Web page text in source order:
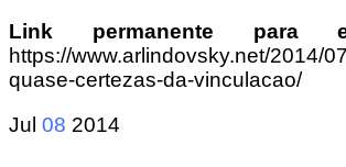
Link permanente para
https://www.arlindovsky.net/2014/
quase-certezas-da-vinculacao/
Jul 08 2014